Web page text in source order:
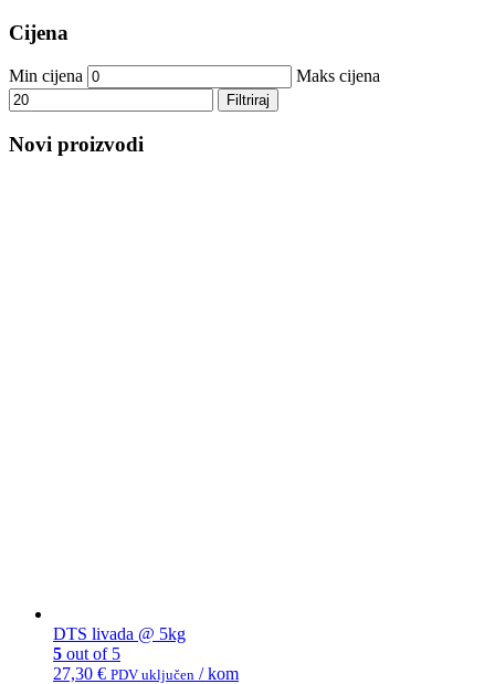
Cijena
Min cijena Maks cijena
Filtriraj
Novi proizvodi
DTS livada @ 5kg
5 out of 5
27,30 € PDV uključen / kom